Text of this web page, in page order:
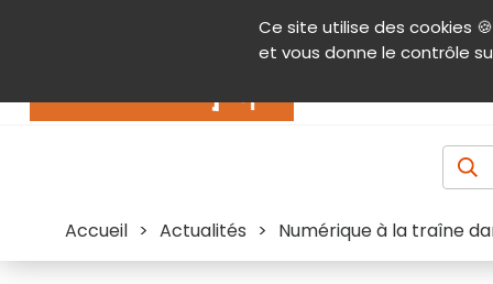
Ce site utilise des cookies 🍪
et vous donne le contrôle
Contenu Aide et accessibilité Menu
Accueil > Actualités > Numérique à la traîne